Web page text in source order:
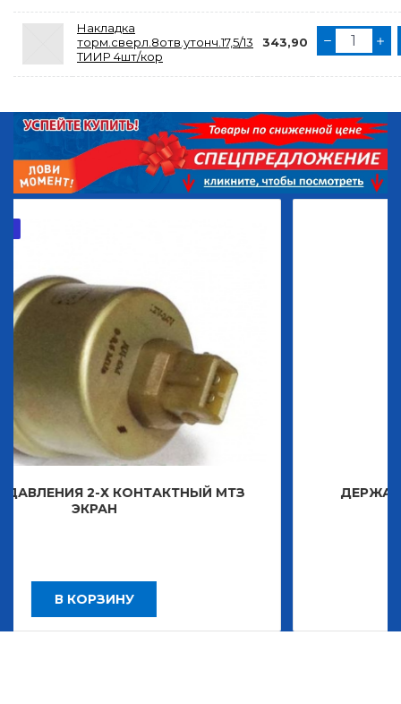
Накладка
торм.сверл.8отв.утонч.17,5/13
ТИИР 4шт/кор
343,90
МТЗ ДЕРЖАТЕЛЬ ЗНАКА